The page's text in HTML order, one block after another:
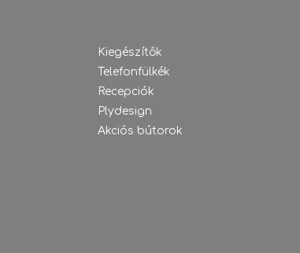
Kiegészítők
Telefonfülkék
Recepciók
Plydesign
Akciós bútorok